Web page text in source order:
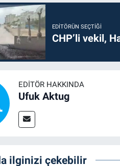
EDITÖRÜN SEÇTIĞI
CHP’li vekil,
EDITÖR HAKKINDA
Ufuk Aktug
ilginizi çekebilir